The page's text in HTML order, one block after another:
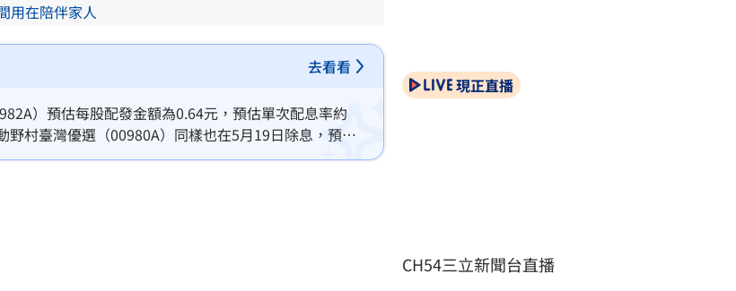
用在陪伴家人
去看看
）預估每股配發金額為0.64元，預估單次配息率約
村臺灣優選（00980A）同樣也在5月19日除息，預計
現正直播
CH54三立新聞台直播